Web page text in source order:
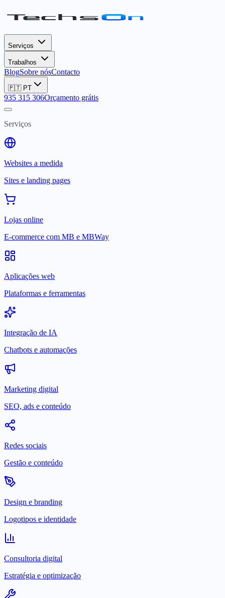
Serviços
Trabalhos
BlogSobre nósContacto
🇵🇹 PT
935 315 306Orçamento grátis
Serviços
Websites a medida
Sites e landing pages
Lojas online
E-commerce com MB e MBWay
Aplicações web
Plataformas e ferramentas
Integração de IA
Chatbots e automações
Marketing digital
SEO, ads e conteúdo
Redes sociais
Gestão e conteúdo
Design e branding
Logotipos e identidade
Consultoria digital
Estratégia e optimização